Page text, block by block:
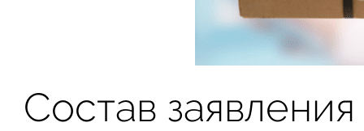
Состав заявления